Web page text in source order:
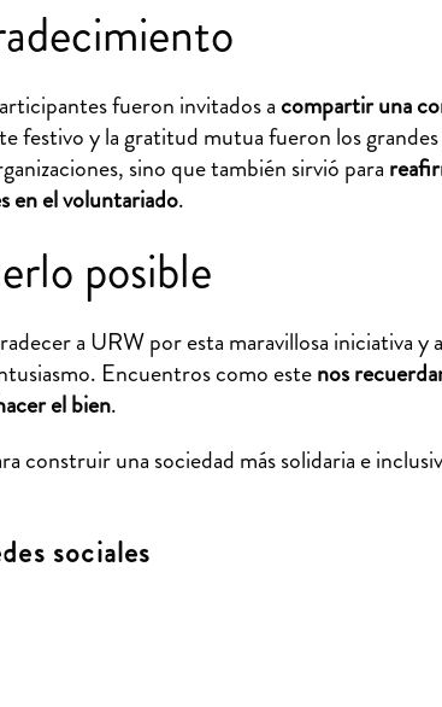
fueron invitados acompartir una
festivo y la gratitud mutua fueron los
sino que también sirvió para
en el voluntariado.
posible
a URW por esta maravillosa iniciativa y
Encuentros como estenos
el bien.
construir una sociedad más solidaria e
sociales